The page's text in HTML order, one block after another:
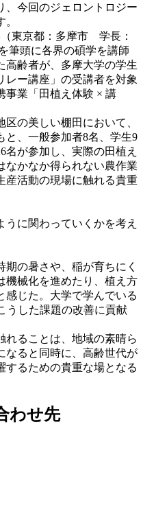
、今回のジェロントロジー
東京都：多摩市 学長：
筆頭に各界の碩学を講師
高齢者が、多摩大学の学生
レー講座」の受講者を対象
事業「田植え体験 × 講
の美しい棚田において、
と、一般参加者8名、学生9
名が参加し、実際の田植え
なかなか得られない農作業
産活動の現場に触れる貴重
うに関わっていくかを考え
期の暑さや、稲が育ちにく
機械化を進めたり、植え方
感じた。大学で学んでいる
うした課題の改善に貢献
れることは、地域の素晴ら
なると同時に、高齢世代が
するための貴重な場となる
わせ先